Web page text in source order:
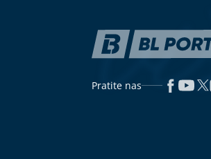
"POLITIČKO LICEMJERJE" Simić
poručio da je vlast u Srpskoj